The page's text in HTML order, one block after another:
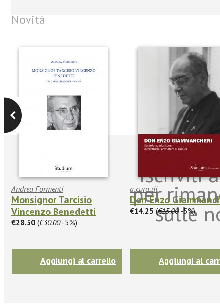
Novità
Andrea Formenti
Monsignor Tarcisio
Vincenzo Benedetti
€28.50 (€30.00-5%)
Aggiungi al carrello
a cura di
Don Enzo
€14.25 (€15.00-5%)
Aggiungi al
Iscriviti
per
sulle